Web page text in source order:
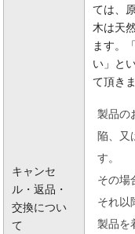
キャンセ
ル・返品・
交換につい
て
ては、
木は天
ます。
い」と
て頂きま
製品の
陥、又
す。
その場
それ以
製品を